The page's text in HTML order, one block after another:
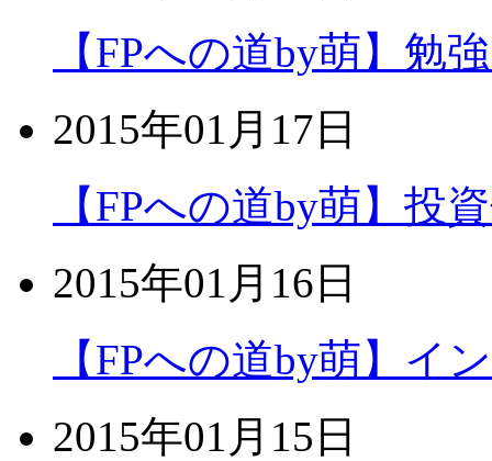
【FPへの道by萌】勉
2015年01月17日
【FPへの道by萌】投
2015年01月16日
【FPへの道by萌】イ
2015年01月15日